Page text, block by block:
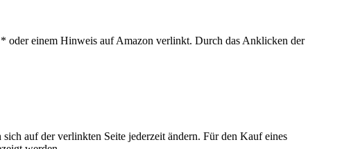
oder einem Hinweis auf Amazon verlinkt. Durch das Anklicken der
auf der verlinkten Seite jederzeit ändern. Für den Kauf eines